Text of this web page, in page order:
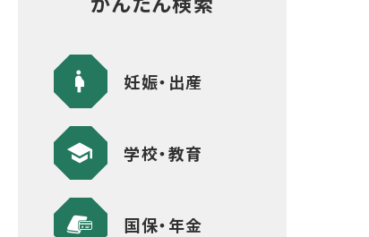
妊娠・出産
学校・教育
国保・年金